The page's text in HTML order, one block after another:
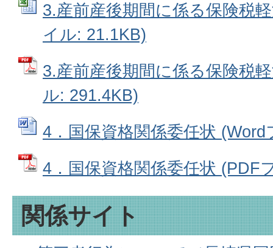
3.産前産後期間に係る保険税
イル: 21.1KB)
3.産前産後期間に係る保険税
ル: 291.4KB)
4．国保資格関係委任状
4．国保資格関係委任状 (PDF
関係サイト